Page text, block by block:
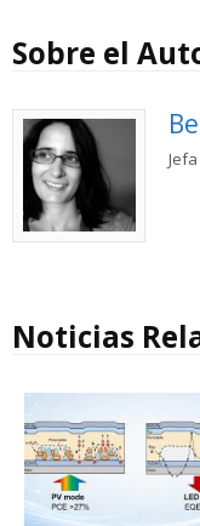
Sobre el
Noticias